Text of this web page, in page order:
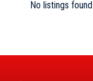
No listings found.